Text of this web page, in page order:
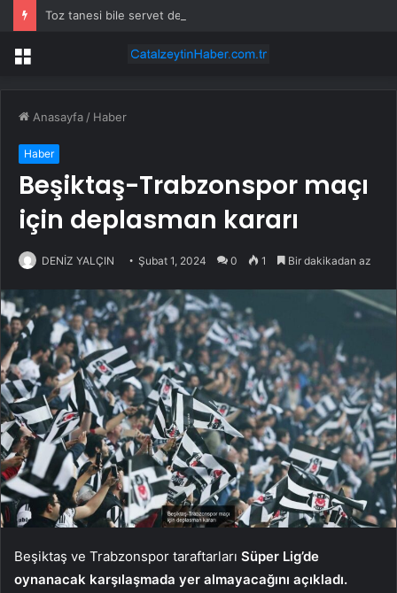
Menü
Anasayfa / Haber
Haber
Beşiktaş-Trabzonspor maçı
için deplasman kararı
DENİZ YALÇIN Şubat 1, 2024 0 1 Bir dakikadan az
Beşiktaş ve Trabzonspor taraftarları Süper Lig’de
oynanacak karşılaşmada yer almayacağını açıkladı.